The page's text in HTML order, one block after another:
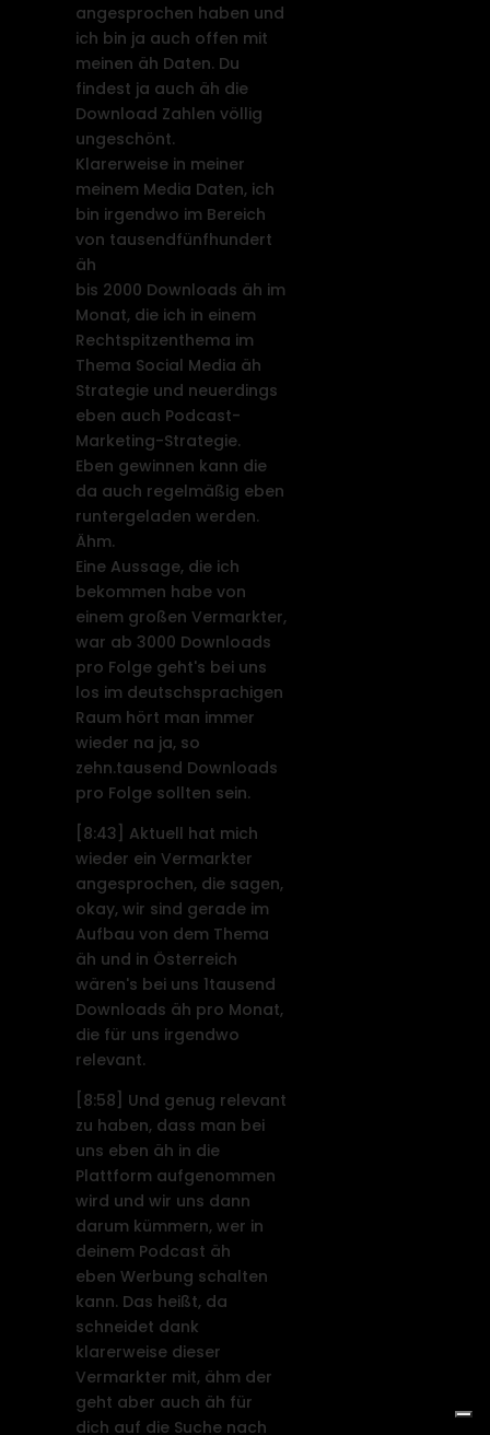
angesprochen haben und
ich bin ja auch offen mit
meinen äh Daten. Du
findest ja auch äh die
Download Zahlen völlig
ungeschönt.
Klarerweise in meiner
meinem Media Daten, ich
bin irgendwo im Bereich
von tausendfünfhundert
äh
bis 2000 Downloads äh im
Monat, die ich in einem
Rechtspitzenthema im
Thema Social Media äh
Strategie und neuerdings
eben auch Podcast-
Marketing-Strategie.
Eben gewinnen kann die
da auch regelmäßig eben
runtergeladen werden.
Ähm.
Eine Aussage, die ich
bekommen habe von
einem großen Vermarkter,
war ab 3000 Downloads
pro Folge geht's bei uns
los im deutschsprachigen
Raum hört man immer
wieder na ja, so
zehn.tausend Downloads
pro Folge sollten sein.
[8:43]
Aktuell hat mich
wieder ein Vermarkter
angesprochen, die sagen,
okay, wir sind gerade im
Aufbau von dem Thema
äh und in Österreich
wären's bei uns 1tausend
Downloads äh pro Monat,
die für uns irgendwo
relevant.
[8:58]
Und genug relevant
zu haben, dass man bei
uns eben äh in die
Plattform aufgenommen
wird und wir uns dann
darum kümmern, wer in
deinem Podcast äh
eben Werbung schalten
kann. Das heißt, da
schneidet dank
klarerweise dieser
Vermarkter mit, ähm der
geht aber auch äh für
dich auf die Suche nach